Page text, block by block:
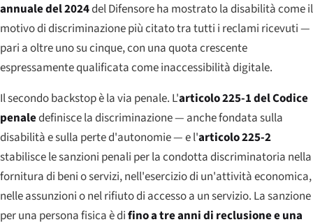
annuale del 2024del Difensore ha mostrato la disabilità come il
motivo di discriminazione più citato tra tutti i reclami ricevuti —
pari a oltre uno su cinque, con una quota crescente
espressamente qualificata come inaccessibilità digitale.
Il secondo backstop è la via penale. L'articolo 225-1 del Codice
penaledefinisce la discriminazione — anche fondata sulla
disabilità e sulla perte d'autonomie— e l'articolo 225-2
stabilisce le sanzioni penali per la condotta discriminatoria nella
fornitura di beni o servizi, nell'esercizio di un'attività economica,
nelle assunzioni o nel rifiuto di accesso a un servizio. La sanzione
per una persona fisica è difino a tre anni di reclusione e una